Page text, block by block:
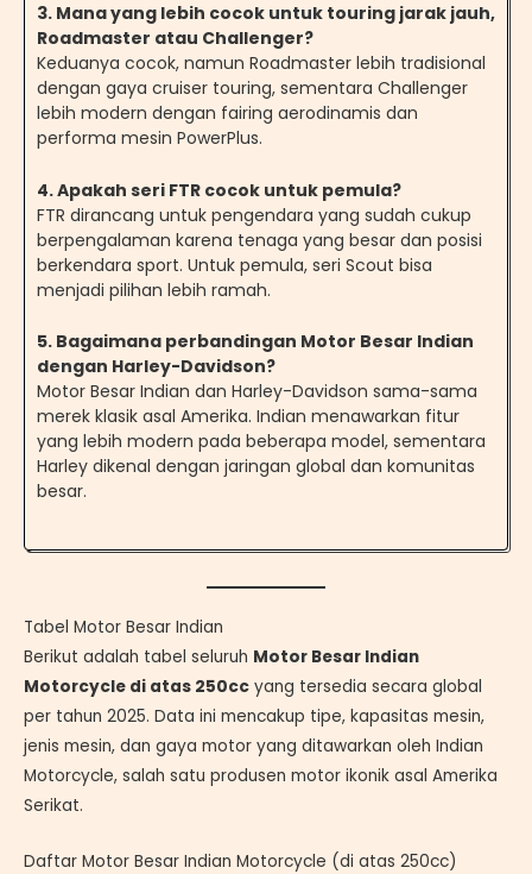
3. Mana yang lebih cocok untuk touring jarak jauh,
Roadmaster atau Challenger?
Keduanya cocok, namun Roadmaster lebih tradisional
dengan gaya cruiser touring, sementara Challenger
lebih modern dengan fairing aerodinamis dan
performa mesin PowerPlus.
4. Apakah seri FTR cocok untuk pemula?
FTR dirancang untuk pengendara yang sudah cukup
berpengalaman karena tenaga yang besar dan posisi
berkendara sport. Untuk pemula, seri Scout bisa
menjadi pilihan lebih ramah.
5. Bagaimana perbandingan Motor Besar Indian
dengan Harley-Davidson?
Motor Besar Indian dan Harley-Davidson sama-sama
merek klasik asal Amerika. Indian menawarkan fitur
yang lebih modern pada beberapa model, sementara
Harley dikenal dengan jaringan global dan komunitas
besar.
Tabel Motor Besar Indian
Berikut adalah tabel seluruh Motor Besar Indian
Motorcycle di atas 250cc yang tersedia secara global
per tahun 2025. Data ini mencakup tipe, kapasitas mesin,
jenis mesin, dan gaya motor yang ditawarkan oleh Indian
Motorcycle, salah satu produsen motor ikonik asal Amerika
Serikat.
Daftar Motor Besar Indian Motorcycle (di atas 250cc)